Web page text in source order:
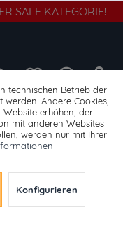
SALE KATEGORIE!
technischen Betrieb der
Andere Cookies,
erhöhen, der
mit anderen Websites
werden nur mit Ihrer
Konfigurieren